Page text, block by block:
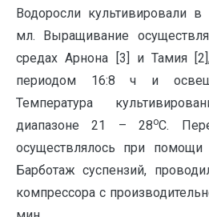
Водоросли культивировали
мл. Выращивание
средах Арнона [3] и Тамия
периодом 16:8 ч и
Температура
диапазоне 21 – 28оС.
осуществлялось при
Барботаж суспензий,
компрессора с